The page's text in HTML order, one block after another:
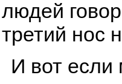
людей
третий нос
И вот если